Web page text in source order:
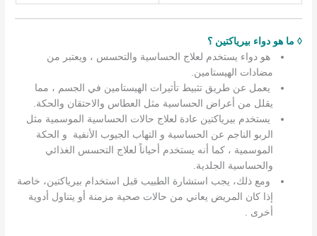
◊ ما هو دواء بيرياكتين ؟
هو دواء يستخدم لعلاج الحساسية والتحسس ، ويعتبر من
مضادات الهيستامين.
يعمل عن طريق تثبيط تأثيرات الهيستامين في الجسم ، مما
يقلل من أعراض الحساسية مثل العطاس والاحتقان والحكة.
يستخدم بيرياكتين عادة لعلاج حالات الحساسية الموسمية مثل
الربو الناجم عن الحساسية و التهاب الجيوب الأنفية و الحكة
الموسمية ، كما أنه يستخدم أحياناً لعلاج التحسس الغذائي
والحساسية الجلدية.
ومع ذلك، يجب استشارة الطبيب قبل استخدام بيرياكتين، خاصة
إذا كان المريض يعاني من حالات صحية مزمنة أو يتناول أدوية
أخرى .